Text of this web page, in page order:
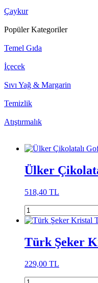
Çaykur
Popüler Kategoriler
Temel Gıda
İçecek
Sıvı Yağ & Margarin
Temizlik
Atıştırmalık
Ülker
518,40 TL
Türk Şeker
229,00 TL